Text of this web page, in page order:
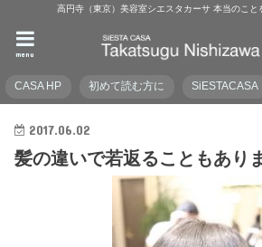
高円寺（東京）美容室シエスタカーサ 本当のこと
menu
CASA HP 初めて読む方に SiESTACASA
2017.06.02
髪の違いで若返ることもあり